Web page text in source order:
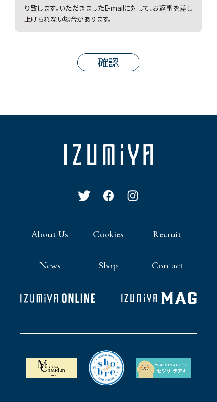
り致します。いただきましたE-mailに対して、お返事を差し
上げられない場合があります。
About Us Cookies Recruit
News Shop Contact